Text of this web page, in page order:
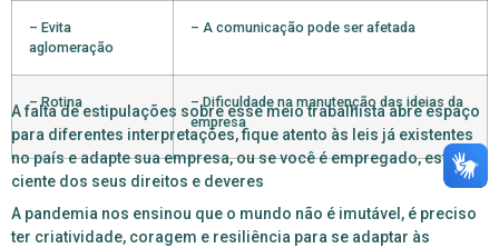
– Evita
aglomeração
– A comunicação pode ser afetada
– Rotina
– Dificuldade na manutenção das ideias da
empresa
A falta de estipulações sobre esse meio trabalhista abre espaço
para diferentes interpretações, fique atento às leis já existentes
no país e adapte sua empresa, ou se você é empregado, esteja
ciente dos seus direitos e deveres
A pandemia nos ensinou que o mundo não é imutável, é preciso
ter criatividade, coragem e resiliência para se adaptar às